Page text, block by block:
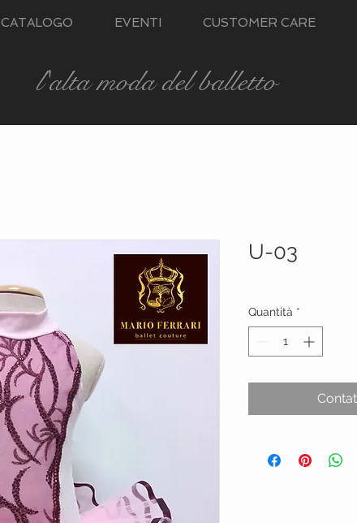
CATALOGO EVENTI CUSTOMER CARE
l'alta moda del balletto
U-03
Quantità *